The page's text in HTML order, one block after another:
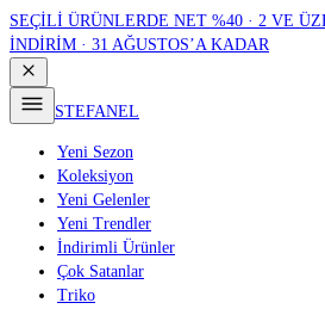
SEÇİLİ ÜRÜNLERDE NET %40 · 2 VE
İNDİRİM · 31 AĞUSTOS’A KADAR
STEFANEL
Yeni Sezon
Koleksiyon
Yeni Gelenler
Yeni Trendler
İndirimli Ürünler
Çok Satanlar
Triko